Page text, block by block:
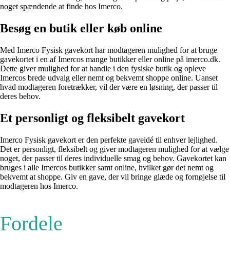
noget spændende at finde hos Imerco.
Besøg en butik eller køb online
Med Imerco Fysisk gavekort har modtageren mulighed for at bruge
gavekortet i en af Imercos mange butikker eller online på imerco.dk.
Dette giver mulighed for at handle i den fysiske butik og opleve
Imercos brede udvalg eller nemt og bekvemt shoppe online. Uanset
hvad modtageren foretrækker, vil der være en løsning, der passer til
deres behov.
Et personligt og fleksibelt gavekort
Imerco Fysisk gavekort er den perfekte gaveidé til enhver lejlighed.
Det er personligt, fleksibelt og giver modtageren mulighed for at vælge
noget, der passer til deres individuelle smag og behov. Gavekortet kan
bruges i alle Imercos butikker samt online, hvilket gør det nemt og
bekvemt at shoppe. Giv en gave, der vil bringe glæde og fornøjelse til
modtageren hos Imerco.
Fordele